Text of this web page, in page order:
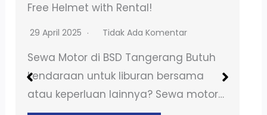
Layanan 24 Jam!
30 Maret 2025 Tidak Ada Komentar
Sewa Motor di BSD Tangerang Butuh
kendaraan untuk liburan bersama
atau keperluan lainnya? Sewa motor…